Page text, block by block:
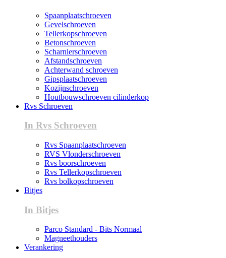
Spaanplaatschroeven
Gevelschroeven
Tellerkopschroeven
Betonschroeven
Scharnierschroeven
Afstandschroeven
Achterwand schroeven
Gipsplaatschroeven
Kozijnschroeven
Houtbouwschroeven cilinderkop
Rvs Schroeven
In Rvs Schroeven
Rvs Spaanplaatschroeven
RVS Vlonderschroeven
Rvs boorschroeven
Rvs Tellerkopschroeven
Rvs bolkopschroeven
Bitjes
In Bitjes
Parco Standard - Bits Normaal
Magneethouders
Verankering